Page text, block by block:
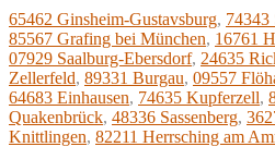
65462 Ginsheim-Gustavsburg, 74343
85567 Grafing bei München, 16761
07929 Saalburg-Ebersdorf, 24635
Zellerfeld, 89331 Burgau, 09557
64683 Einhausen, 74635 Kupferzell,
Quakenbrück, 48336 Sassenberg,
Knittlingen, 82211 Herrsching am